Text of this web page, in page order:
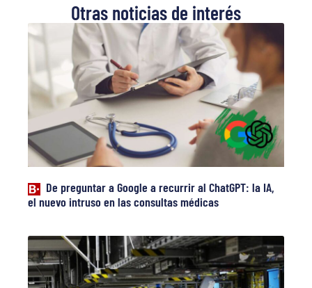
Otras noticias de interés
De preguntar a Google a recurrir al ChatGPT: la IA,
el nuevo intruso en las consultas médicas